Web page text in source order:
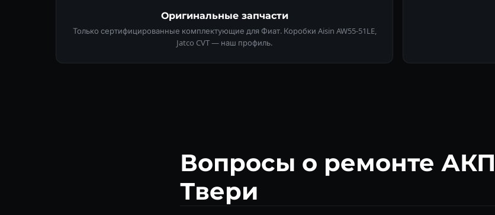
Оригинальные запчасти
Только сертифицированные комплектующие для Фиат. Коробки Aisin AW55-51LE,
Jatco CVT — наш профиль.
Вопросы о ремонте
Твери